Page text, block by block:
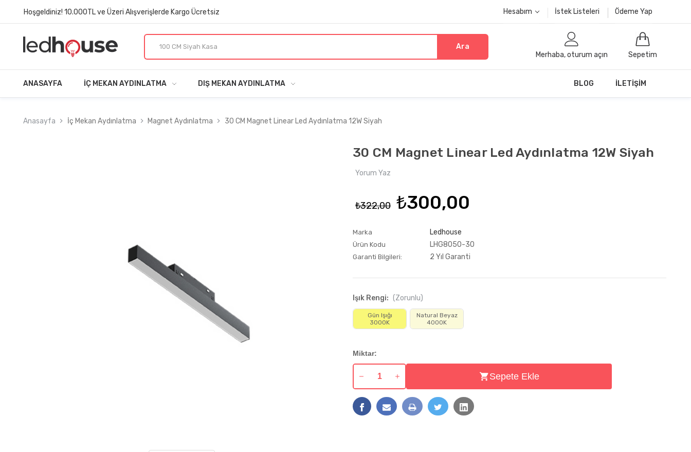
Hoşgeldiniz! 10.000TL ve Üzeri Alışverişlerde Kargo Ücretsiz Hesabım İstek Listeleri Ödeme Yap
Ara
Merhaba, oturum açın
Sepetim
ANASAYFA İÇ MEKAN AYDINLATMA DIŞ MEKAN AYDINLATMA İLETIŞIM
BLOG
Anasayfa İç Mekan Aydınlatma Magnet Aydınlatma 30 CM Magnet Linear Led Aydınlatma 12W Siyah
30 CM Magnet Linear Led Aydınlatma 12W Siyah
Yorum Yaz
₺322,00 ₺300,00
Marka Ledhouse
Ürün Kodu LHG8050-30
Garanti Bilgileri: 2 Yıl Garanti
Işık Rengi: (Zorunlu)
Gün Işığı
3000K
Natural Beyaz
4000K
Mevcut
Stok:
Miktar:
CM
Magnet
Magnet
Sepete Ekle